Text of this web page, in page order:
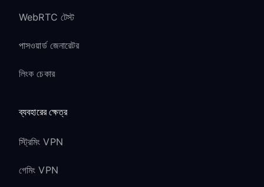
WebRTC টেস্ট
পাসওয়ার্ড জেনারেটর
লিংক চেকার
ব্যবহারের ক্ষেত্র
স্ট্রিমিং VPN
গেমিং VPN